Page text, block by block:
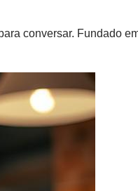
conversar. Fundado